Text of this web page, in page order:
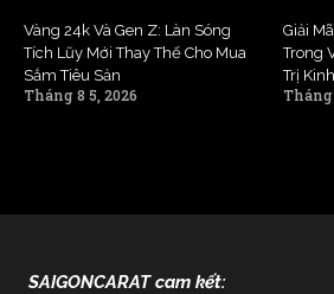
Vàng 24k Và Gen Z: Làn Sóng
Tích Lũy Mới Thay Thế Cho Mua
Sắm Tiêu Sản
Tháng 8 5, 2026
Giải
Trong
Trị
Tháng
SAIGONCARAT cam kết: